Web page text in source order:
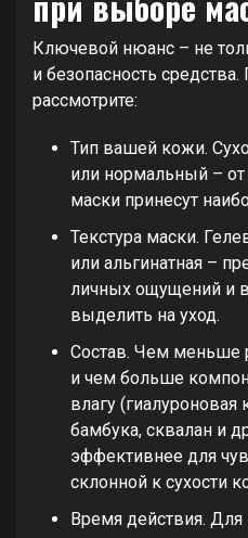
Ключевой нюанс – не
и безопасность
рассмотрите:
Тип вашей кожи.
или нормальный – от
маски принесут
Текстура маски.
или альгинатная –
личных ощущений и
выделить на уход.
Состав. Чем меньше
и чем больше
влагу (гиалуроновая
бамбука, сквалан и
эффективнее для
склонной к сухости
Время действия. Для